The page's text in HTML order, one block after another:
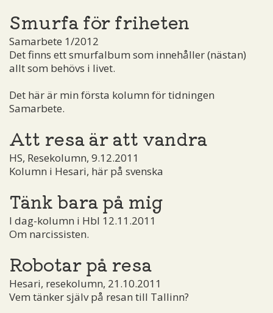
Smurfa för friheten
Samarbete 1/2012
Det finns ett smurfalbum som innehåller (nästan)
allt som behövs i livet.
Det här är min första kolumn för tidningen
Samarbete.
Att resa är att vandra
HS, Resekolumn, 9.12.2011
Kolumn i Hesari, här på svenska
Tänk bara på mig
I dag-kolumn i Hbl 12.11.2011
Om narcissisten.
Robotar på resa
Hesari, resekolumn, 21.10.2011
Vem tänker själv på resan till Tallinn?